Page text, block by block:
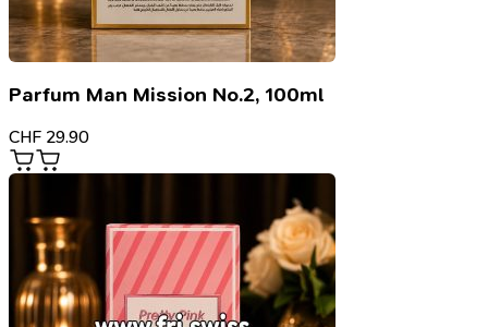
Parfum Man Mission No.2, 100ml
CHF 29.90